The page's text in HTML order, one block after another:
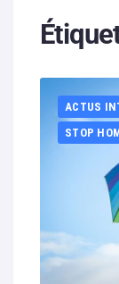
Contenus litigieux
Boutique
Hébergement
ACTUS
STOP